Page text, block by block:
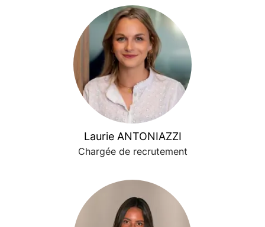
Laurie ANTONIAZZI
Chargée de recrutement